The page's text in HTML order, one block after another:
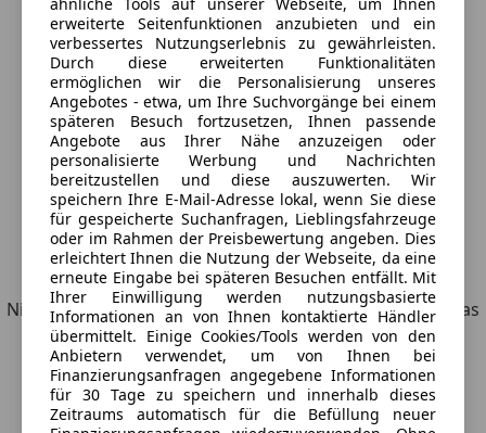
Suche informiert werden?
Suche speichern
Entdecke ähnliche Fahrzeuge
Nicht ganz deine Suchkriterien, aber vielleicht genau, was
du suchst.
erweiterte Seitenfunktionen anzubieten und ein
verbessertes Nutzungserlebnis zu gewährleisten.
Durch diese erweiterten Funktionalitäten
ermöglichen wir die Personalisierung unseres
Angebotes - etwa, um Ihre Suchvorgänge bei einem
späteren Besuch fortzusetzen, Ihnen passende
Angebote aus Ihrer Nähe anzuzeigen oder
personalisierte Werbung und Nachrichten
bereitzustellen und diese auszuwerten. Wir
speichern Ihre E-Mail-Adresse lokal, wenn Sie diese
für gespeicherte Suchanfragen, Lieblingsfahrzeuge
oder im Rahmen der Preisbewertung angeben. Dies
erleichtert Ihnen die Nutzung der Webseite, da eine
erneute Eingabe bei späteren Besuchen entfällt. Mit
Ihrer Einwilligung werden nutzungsbasierte
Informationen an von Ihnen kontaktierte Händler
übermittelt. Einige Cookies/Tools werden von den
Anbietern verwendet, um von Ihnen bei
Finanzierungsanfragen angegebene Informationen
für 30 Tage zu speichern und innerhalb dieses
Zeitraums automatisch für die Befüllung neuer